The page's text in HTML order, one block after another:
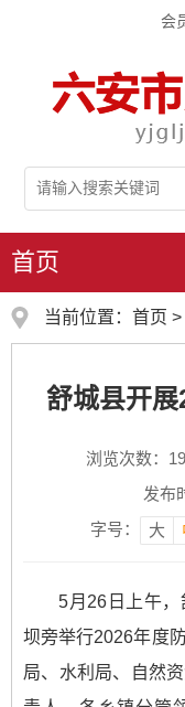
会
首页
当前位置： 首页 >
舒城县开
浏览次数：
发布
字号：
大
5月26日上午，
坝旁举行2026年度
局、水利局、自然